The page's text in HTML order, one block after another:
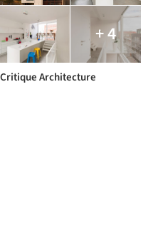
+ 4
Critique Architecture